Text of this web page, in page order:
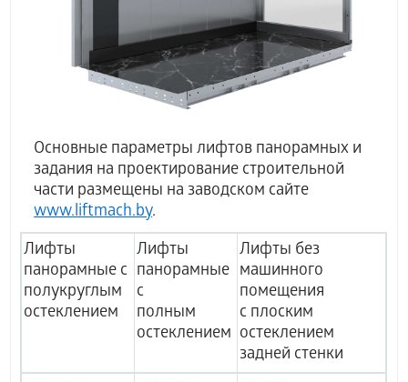
Основные параметры лифтов панорамных и
задания на проектирование строительной
части размещены на заводском сайте
www.liftmach.by.
Лифты
панорамные с
полукруглым
остеклением
Лифты
панорамные
с
полным
остеклением
Лифты без
машинного
помещения
с плоским
остеклением
задней стенки